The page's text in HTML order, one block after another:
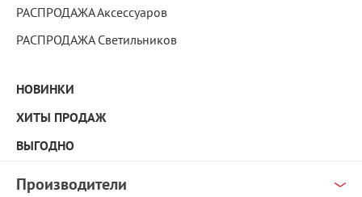
РАСПРОДАЖА Аксессуаров
РАСПРОДАЖА Светильников
НОВИНКИ
ХИТЫ ПРОДАЖ
ВЫГОДНО
Производители